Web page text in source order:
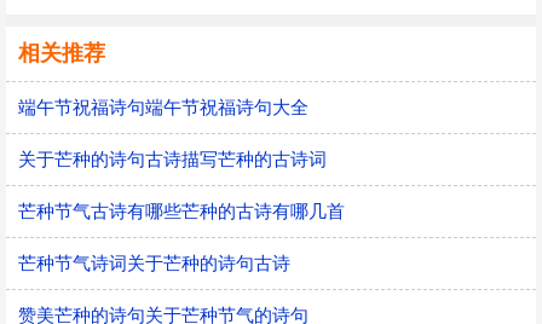
相关推荐
端午节祝福诗句端午节祝福诗句大全
关于芒种的诗句古诗描写芒种的古诗词
芒种节气古诗有哪些芒种的古诗有哪几首
芒种节气诗词关于芒种的诗句古诗
赞美芒种的诗句关于芒种节气的诗句